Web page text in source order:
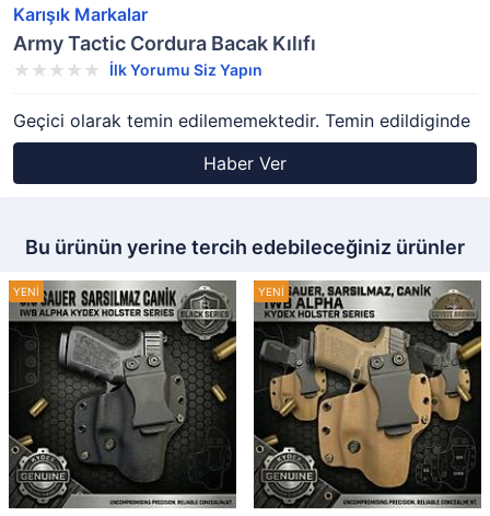
Karışık Markalar
Army Tactic Cordura Bacak Kılıfı
İlk Yorumu Siz Yapın
Geçici olarak temin edilememektedir. Temin edildiginde
Haber Ver
Bu ürünün yerine tercih edebileceğiniz ürünler